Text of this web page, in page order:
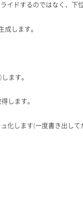
イドするのではなく、下
します。
ます。
します。
化します(一度書き出して